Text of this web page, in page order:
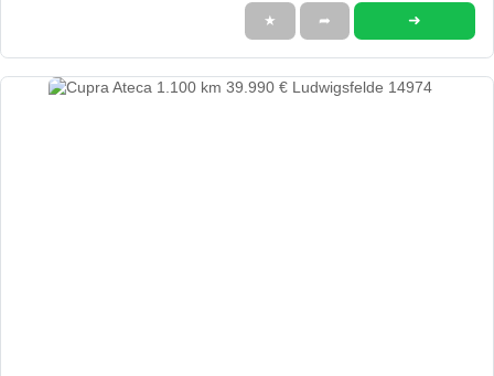
★ ➦ ➜